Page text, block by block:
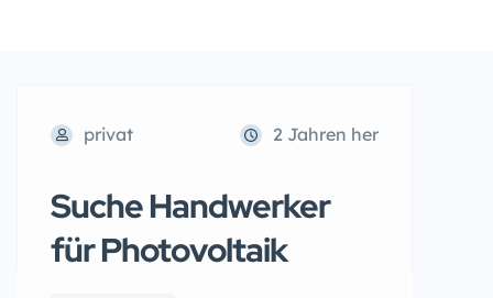
privat 2 Jahren her
Suche Handwerker
für Photovoltaik